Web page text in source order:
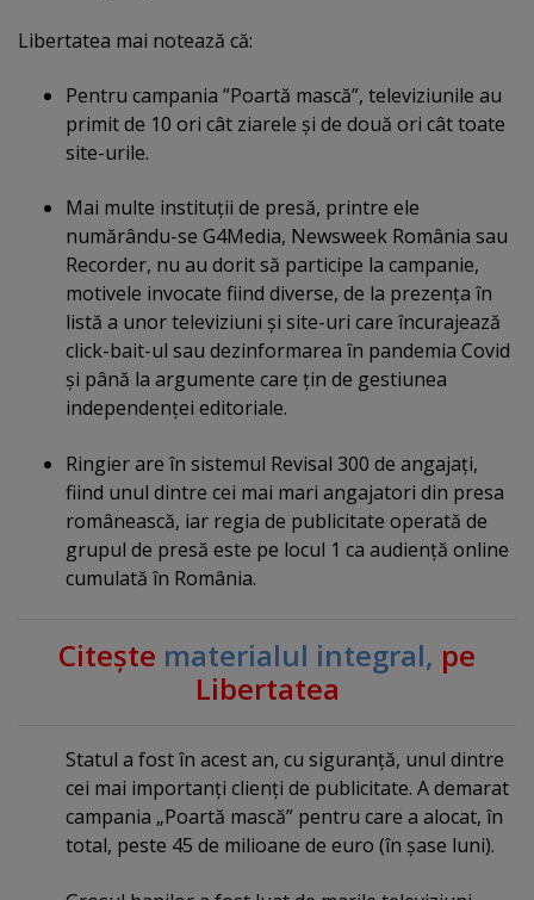
Libertatea mai notează că:
Pentru campania ”Poartă mască”, televiziunile au
primit de 10 ori cât ziarele şi de două ori cât toate
site-urile.
Mai multe instituţii de presă, printre ele
numărându-se G4Media, Newsweek România sau
Recorder, nu au dorit să participe la campanie,
motivele invocate fiind diverse, de la prezenţa în
listă a unor televiziuni şi site-uri care încurajează
click-bait-ul sau dezinformarea în pandemia Covid
şi până la argumente care ţin de gestiunea
independenţei editoriale.
Ringier are în sistemul Revisal 300 de angajaţi,
fiind unul dintre cei mai mari angajatori din presa
românească, iar regia de publicitate operată de
grupul de presă este pe locul 1 ca audienţă online
cumulată în România.
Citeşte materialul integral, pe
Libertatea
Statul a fost în acest an, cu siguranţă, unul dintre
cei mai importanţi clienţi de publicitate. A demarat
campania „Poartă mască” pentru care a alocat, în
total, peste 45 de milioane de euro (în şase luni).